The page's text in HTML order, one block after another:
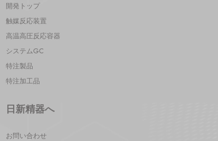
開発トップ
触媒反応装置
高温高圧反応容器
システムGC
特注製品
特注加工品
日新精器へ
お問い合わせ